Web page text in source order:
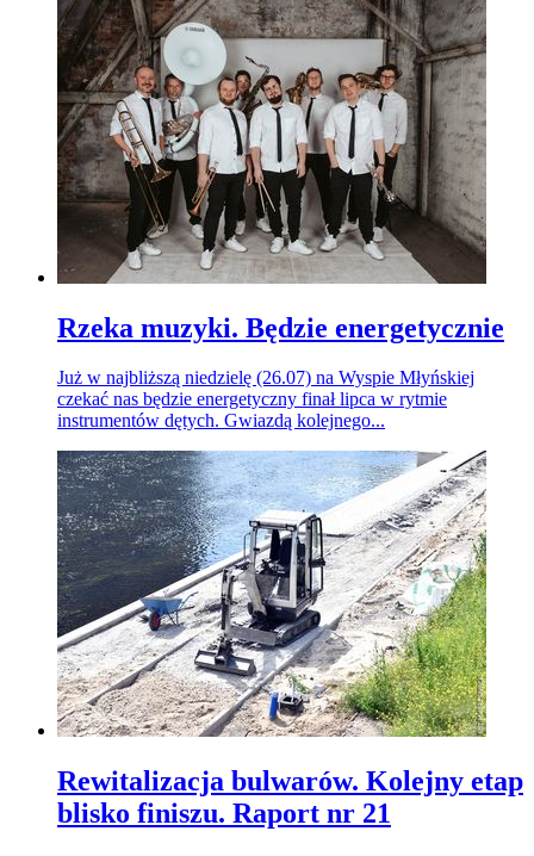
Rzeka muzyki. Będzie energetycznie
Już w najbliższą niedzielę (26.07) na Wyspie Młyńskiej
czekać nas będzie energetyczny finał lipca w rytmie
instrumentów dętych. Gwiazdą kolejnego...
Rewitalizacja bulwarów. Kolejny etap
blisko finiszu. Raport nr 21